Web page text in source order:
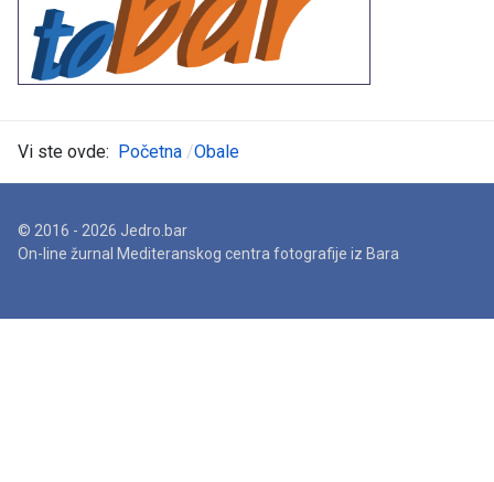
Vi ste ovde: Početna Obale
© 2016 - 2026 Jedro.bar
On-line žurnal Mediteranskog centra fotografije iz Bara